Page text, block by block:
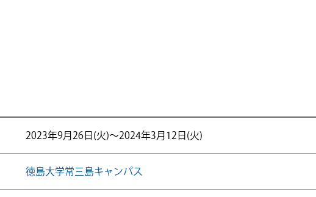
2023年9月26日(火)～2024年3月12日(火)
徳島大学常三島キャンパス